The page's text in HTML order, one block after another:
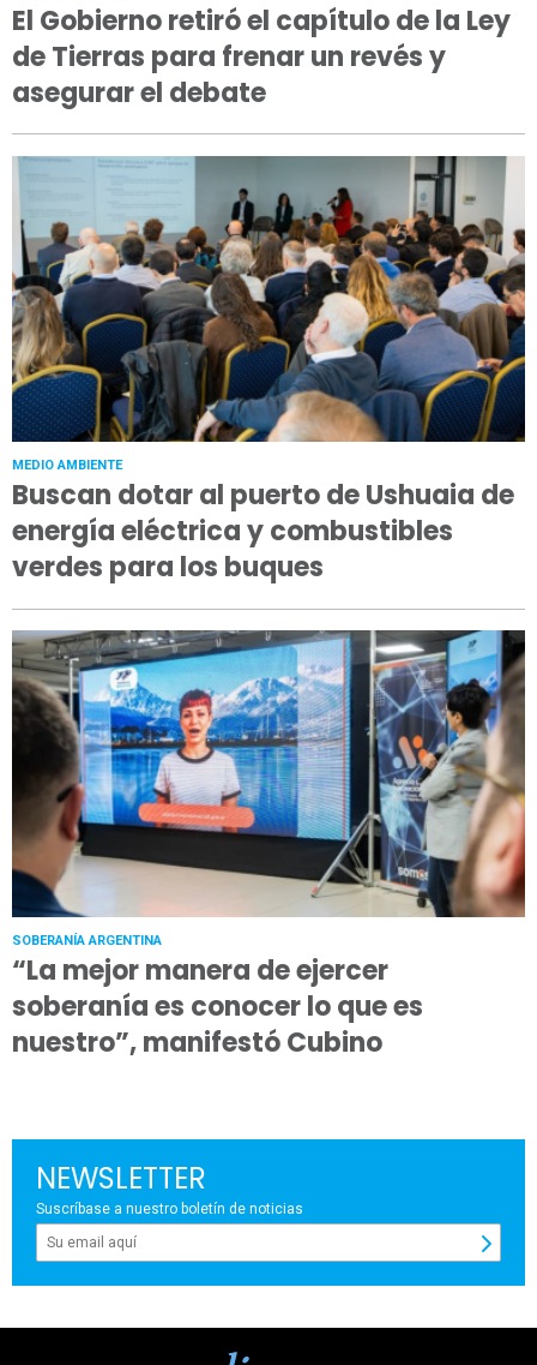
El Gobierno retiró el capítulo de la Ley
de Tierras para frenar un revés y
asegurar el debate
MEDIO AMBIENTE
Buscan dotar al puerto de Ushuaia de
energía eléctrica y combustibles
verdes para los buques
SOBERANÍA ARGENTINA
“La mejor manera de ejercer
soberanía es conocer lo que es
nuestro”, manifestó Cubino
NEWSLETTER
Suscríbase a nuestro boletín de noticias